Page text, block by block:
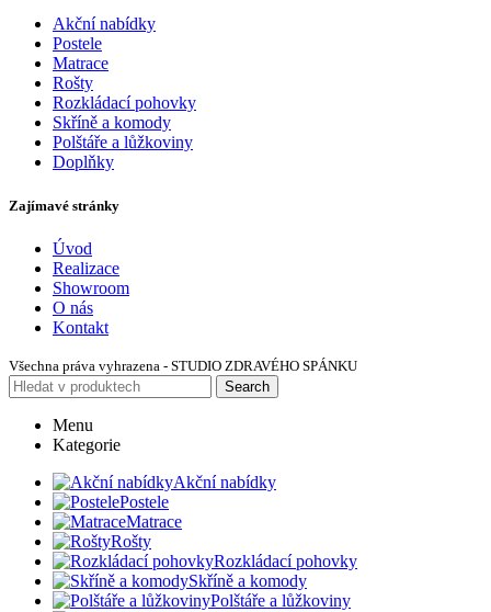
Akční nabídky
Postele
Matrace
Rošty
Rozkládací pohovky
Skříně a komody
Polštáře a lůžkoviny
Doplňky
Zajímavé stránky
Úvod
Realizace
Showroom
O nás
Kontakt
Všechna práva vyhrazena - STUDIO ZDRAVÉHO SPÁNKU
Search
Menu
Kategorie
Akční nabídky
Postele
Matrace
Rošty
Rozkládací pohovky
Skříně a komody
Polštáře a lůžkoviny